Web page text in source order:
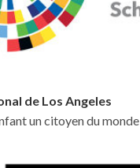
de Los Angeles
un citoyen du monde